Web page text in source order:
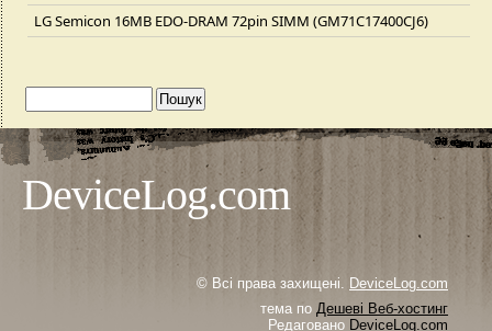
LG Semicon 16MB EDO-DRAM 72pin SIMM (GM71C17400CJ6)
DeviceLog.com
© Всі права захищені. DeviceLog.com
тема по Дешеві Веб-хостинг
Редаговано DeviceLog.com